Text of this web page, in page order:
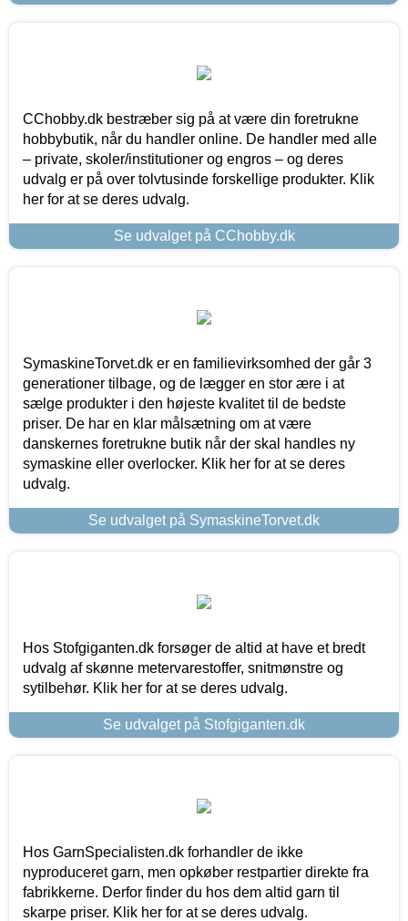
CChobby.dk bestræber sig på at være din foretrukne
hobbybutik, når du handler online. De handler med alle
– private, skoler/institutioner og engros – og deres
udvalg er på over tolvtusinde forskellige produkter. Klik
her for at se deres udvalg.
Se udvalget på CChobby.dk
SymaskineTorvet.dk er en familievirksomhed der går 3
generationer tilbage, og de lægger en stor ære i at
sælge produkter i den højeste kvalitet til de bedste
priser. De har en klar målsætning om at være
danskernes foretrukne butik når der skal handles ny
symaskine eller overlocker. Klik her for at se deres
udvalg.
Se udvalget på SymaskineTorvet.dk
Hos Stofgiganten.dk forsøger de altid at have et bredt
udvalg af skønne metervarestoffer, snitmønstre og
sytilbehør. Klik her for at se deres udvalg.
Se udvalget på Stofgiganten.dk
Hos GarnSpecialisten.dk forhandler de ikke
nyproduceret garn, men opkøber restpartier direkte fra
fabrikkerne. Derfor finder du hos dem altid garn til
skarpe priser. Klik her for at se deres udvalg.